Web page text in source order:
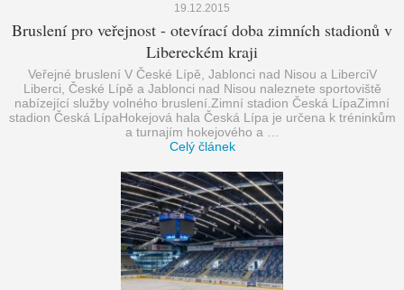
19.12.2015
Bruslení pro veřejnost - otevírací doba zimních stadionů v
Libereckém kraji
Veřejné bruslení V České Lípě, Jablonci nad Nisou a LiberciV
Liberci, České Lípě a Jablonci nad Nisou naleznete sportoviště
nabízející služby volného bruslení.Zimní stadion Česká LípaZimní
stadion Česká LípaHokejová hala Česká Lípa je určena k tréninkům
a turnajím hokejového a …
Celý článek